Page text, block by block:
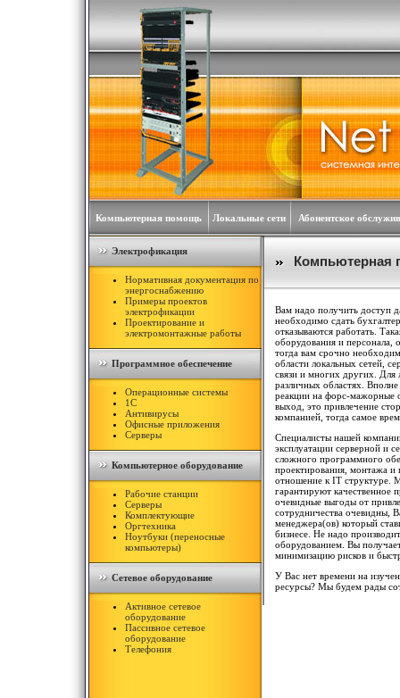
Компьютерная помощь Локальные сети Абонентское
Электрофикация
Нормативная документация по
энергоснабжению
Примеры проектов
электрофикации
Проектирование и
электромонтажные работы
Программное обеспечение
Операционные системы
1С
Антивирусы
Офисные приложения
Серверы
Компьютерное оборудование
Рабочие станции
Серверы
Комплектующие
Оргтехника
Ноутбуки (переносные
компьютеры)
Сетевое оборудование
Активное сетевое
оборудование
Пассивное сетевое
оборудование
Телефония
Компьютерная
Вам надо получить доступ
необходимо сдать
отказываются работать.
оборудования и персонала,
тогда вам срочно
области локальных сетей,
связи и многих других. Для
различных областях.
реакции на форс-мажорные
выход, это привлечение
компанией, тогда самое
Специалисты нашей
эксплуатации серверной и
сложного программного
проектирования, монтажа
отношение к IT структуре.
гарантируют качественное
очевидные выгоды от
сотрудничества очевидны,
менеджера(ов) который
бизнесе. Не надо
оборудованием. Вы
минимизацию рисков и
У Вас нет времени на
ресурсы? Мы будем рады